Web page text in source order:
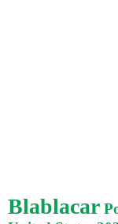
Blablacar